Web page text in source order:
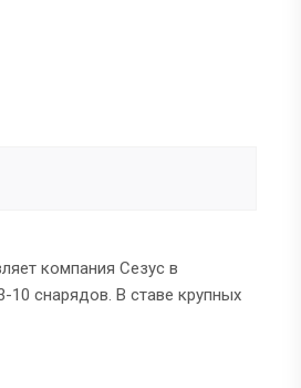
компания Сезус в
снарядов. В ставе крупных